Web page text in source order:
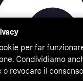
per far
Condividiamo
o revocare il